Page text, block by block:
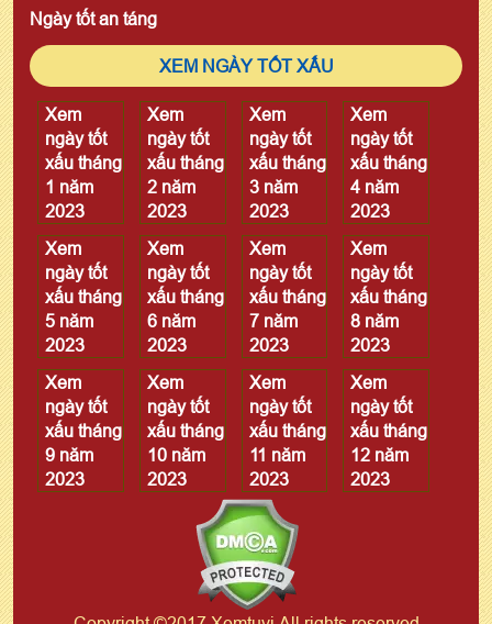
Ngày tốt an táng
XEM NGÀY TỐT XẤU
Xem
ngày tốt
xấu tháng
1 năm
2023
Xem
ngày tốt
xấu tháng
2 năm
2023
Xem
ngày tốt
xấu tháng
3 năm
2023
Xem
ngày tốt
xấu tháng
4 năm
2023
Xem
ngày tốt
xấu tháng
5 năm
2023
Xem
ngày tốt
xấu tháng
6 năm
2023
Xem
ngày tốt
xấu tháng
7 năm
2023
Xem
ngày tốt
xấu tháng
8 năm
2023
Xem
ngày tốt
xấu tháng
9 năm
2023
Xem
ngày tốt
xấu tháng
10 năm
2023
Xem
ngày tốt
xấu tháng
11 năm
2023
Xem
ngày tốt
xấu tháng
12 năm
2023